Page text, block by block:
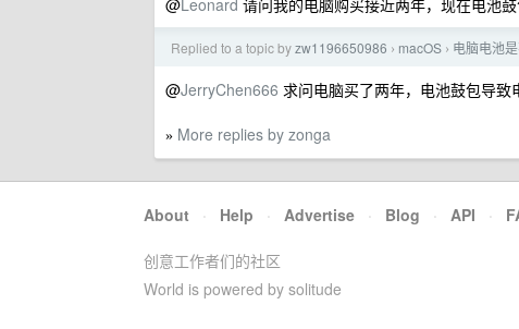
@Leonard 请问我的电脑购买接近两年，现在电池
Replied to a topic byzw1196650986 › macOS › 电脑电池
@JerryChen666 求问电脑买了两年，电池鼓包导
» More replies by zonga
About · Help · Advertise · Blog · API ·
创意工作者们的社区
World is powered by solitude